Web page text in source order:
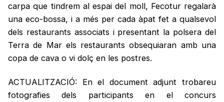
carpa que tindrem al espai del moll, Fecotur regalarà
una eco-bossa, i a més per cada àpat fet a qualsevol
dels restaurants associats i presentant la polsera del
Terra de Mar els restaurants obsequiaran amb una
copa de cava o vi dolç en les postres.
ACTUALITZACIÓ: En el document adjunt trobareu
fotografies dels participants en el concurs